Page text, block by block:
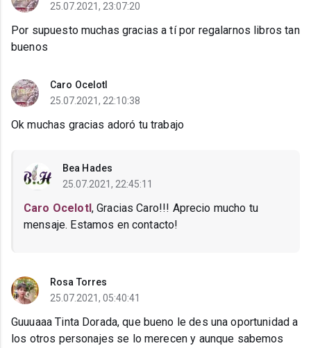
25.07.2021, 23:07:20
Por supuesto muchas gracias a tí por regalarnos libros tan
buenos
Caro Ocelotl
25.07.2021, 22:10:38
Ok muchas gracias adoró tu trabajo
Bea Hades
25.07.2021, 22:45:11
Caro Ocelotl, Gracias Caro!!! Aprecio mucho tu
mensaje. Estamos en contacto!
Rosa Torres
25.07.2021, 05:40:41
Guuuaaa Tinta Dorada, que bueno le des una oportunidad a
los otros personajes se lo merecen y aunque sabemos